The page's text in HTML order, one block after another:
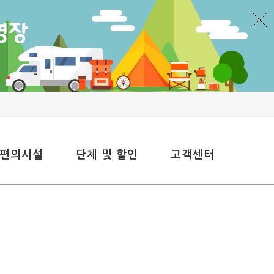
의시설 단체 및 할인 고객센터